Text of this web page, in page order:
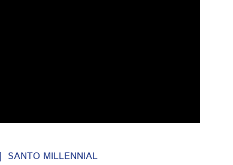
SANTO MILLENNIAL